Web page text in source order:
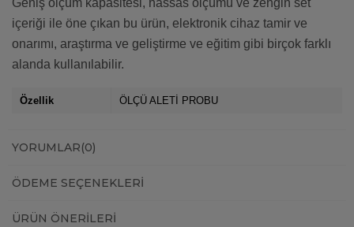
Geniş ölçüm kapasitesi, hassas ölçümü ve zengin set
içeriği ile öne çıkan bu ürün, elektronik cihaz tamir ve
onarımı, araştırma ve geliştirme ve eğitim gibi birçok farklı
alanda kullanılabilir.
Özellik ÖLÇÜ ALETİ PROBU
YORUMLAR(0)
ÖDEME SEÇENEKLERI
ÜRÜN ÖNERILERI